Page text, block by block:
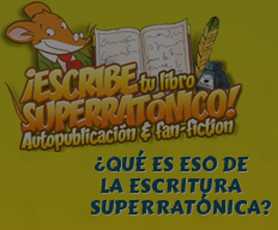
¿QUÉ ES ESO DE
LA ESCRITURA
SUPERRATÓNICA?